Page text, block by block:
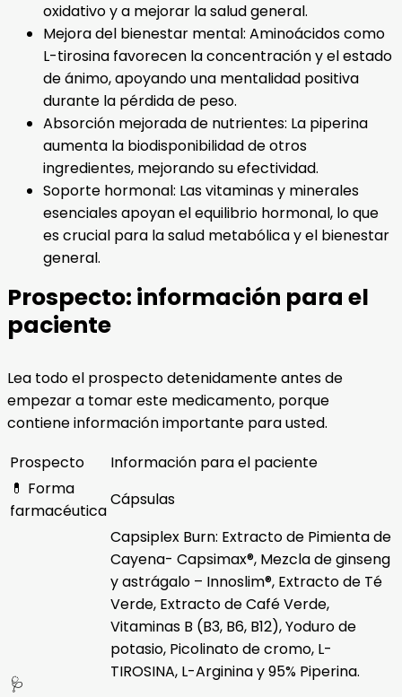
oxidativo y a mejorar la salud general.
Mejora del bienestar mental: Aminoácidos como
L-tirosina favorecen la concentración y el estado
de ánimo, apoyando una mentalidad positiva
durante la pérdida de peso.
Absorción mejorada de nutrientes: La piperina
aumenta la biodisponibilidad de otros
ingredientes, mejorando su efectividad.
Soporte hormonal: Las vitaminas y minerales
esenciales apoyan el equilibrio hormonal, lo que
es crucial para la salud metabólica y el bienestar
general.
Prospecto: información para el
paciente
Lea todo el prospecto detenidamente antes de
empezar a tomar este medicamento, porque
contiene información importante para usted.
Prospecto
Información para el paciente
💊 Forma
farmacéutica
Cápsulas
🩺
Capsiplex Burn: Extracto de Pimienta de
Cayena- Capsimax®, Mezcla de ginseng
y astrágalo – Innoslim®, Extracto de Té
Verde, Extracto de Café Verde,
Vitaminas B (B3, B6, B12), Yoduro de
potasio, Picolinato de cromo, L-
TIROSINA, L-Arginina y 95% Piperina.